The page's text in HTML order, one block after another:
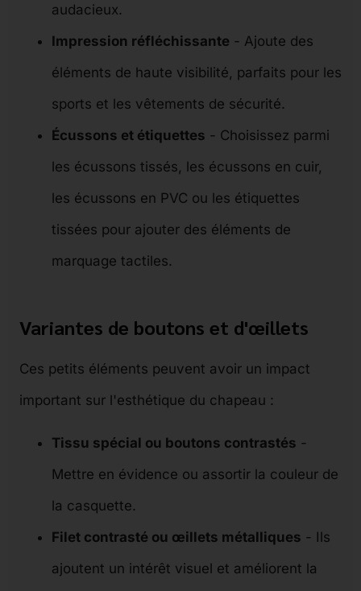
audacieux.
Impression réfléchissante - Ajoute des
éléments de haute visibilité, parfaits pour les
sports et les vêtements de sécurité.
Écussons et étiquettes - Choisissez parmi
les écussons tissés, les écussons en cuir,
les écussons en PVC ou les étiquettes
tissées pour ajouter des éléments de
marquage tactiles.
Variantes de boutons et d'œillets
Ces petits éléments peuvent avoir un impact
important sur l'esthétique du chapeau :
Tissu spécial ou boutons contrastés -
Mettre en évidence ou assortir la couleur de
la casquette.
Filet contrasté ou œillets métalliques - Ils
ajoutent un intérêt visuel et améliorent la